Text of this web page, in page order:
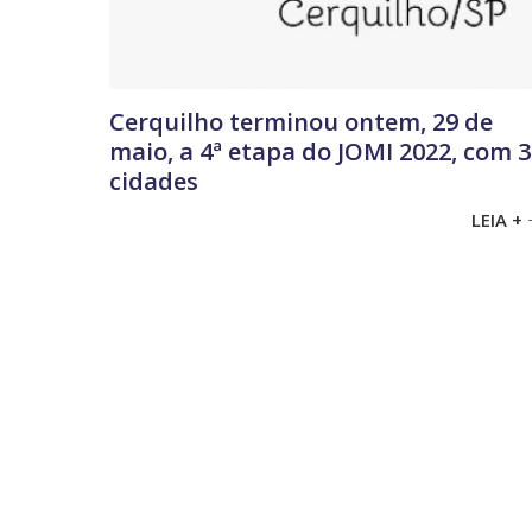
Cerquilho terminou ontem, 29 de
maio, a 4ª etapa do JOMI 2022, com
cidades
LEIA +